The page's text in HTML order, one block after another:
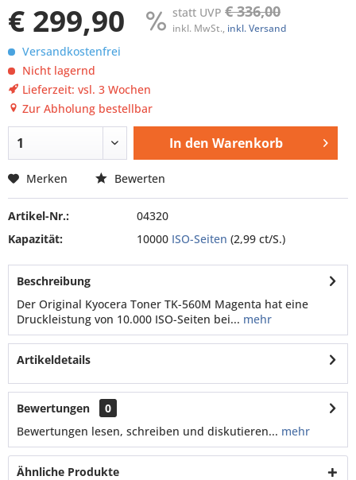
€ 299,90 statt UVP € 336,00
inkl. MwSt., inkl. Versand
Versandkostenfrei
Nicht lagernd
Lieferzeit: vsl. 3 Wochen
Zur Abholung bestellbar
In den Warenkorb
Merken Bewerten
Artikel-Nr.:
04320
Kapazität:
10000 ISO-Seiten (2,99 ct/S.)
Beschreibung
Der Original Kyocera Toner TK-560M Magenta hat eine
Druckleistung von 10.000 ISO-Seiten bei... mehr
Artikeldetails
Bewertungen
0
Bewertungen lesen, schreiben und diskutieren... mehr
Ähnliche Produkte